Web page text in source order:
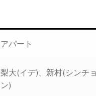
アパート
梨大(イデ)、新村(シンチョ
ン)